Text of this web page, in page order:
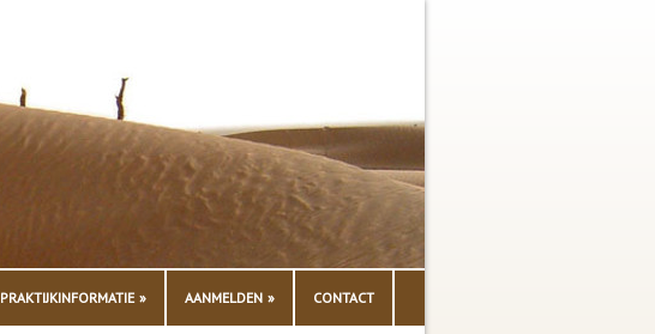
PRAKTIJKINFORMATIE AANMELDEN CONTACT